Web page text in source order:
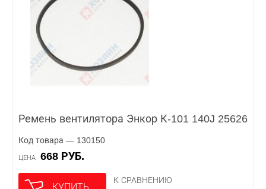
Ремень вентилятора Энкор К-101 140J 25626
Код товара — 130150
ЦЕНА 668 РУБ.
КУПИТЬ
К СРАВНЕНИЮ